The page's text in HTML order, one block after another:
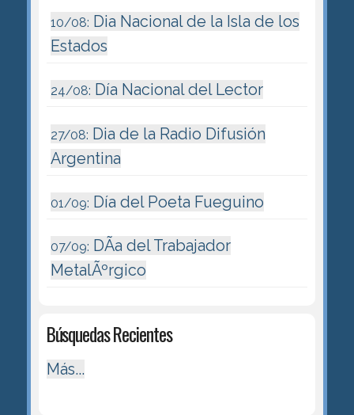
10/08: Dia Nacional de la Isla de los
Estados
24/08: Día Nacional del Lector
27/08: Dia de la Radio Difusión
Argentina
01/09: Día del Poeta Fueguino
07/09: DÃ­a del Trabajador
MetalÃºrgico
Búsquedas Recientes
Más...